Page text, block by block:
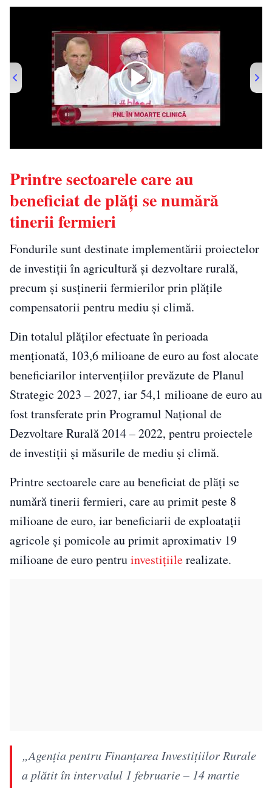
Printre sectoarele care au
beneficiat de plăți se numără
tinerii fermieri
Fondurile sunt destinate implementării proiectelor
de investiții în agricultură și dezvoltare rurală,
precum și susținerii fermierilor prin plățile
compensatorii pentru mediu și climă.
Din totalul plăţilor efectuate în perioada
menționată, 103,6 milioane de euro au fost alocate
beneficiarilor intervențiilor prevăzute de Planul
Strategic 2023 – 2027, iar 54,1 milioane de euro au
fost transferate prin Programul Naţional de
Dezvoltare Rurală 2014 – 2022, pentru proiectele
de investiţii și măsurile de mediu și climă.
Printre sectoarele care au beneficiat de plăți se
numără tinerii fermieri, care au primit peste 8
milioane de euro, iar beneficiarii de exploatații
agricole și pomicole au primit aproximativ 19
milioane de euro pentruinvestițiilerealizate.
„Agenţia pentru Finanţarea Investiţiilor Rurale
a plătit în intervalul 1 februarie – 14 martie